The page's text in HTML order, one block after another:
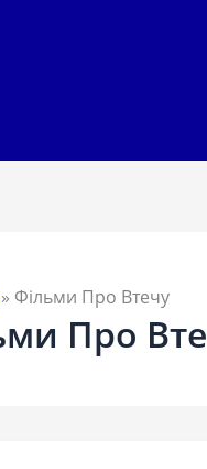
» Фільми Про Втечу
Про